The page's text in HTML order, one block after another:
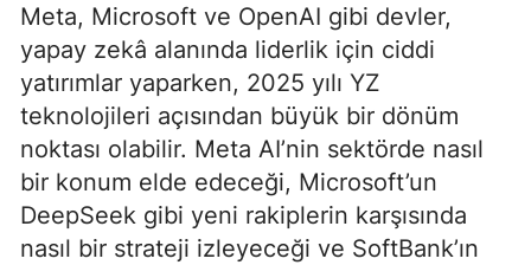
Meta, Microsoft ve OpenAI gibi devler,
yapay zekâ alanında liderlik için ciddi
yatırımlar yaparken, 2025 yılı YZ
teknolojileri açısından büyük bir dönüm
noktası olabilir. Meta AI’nin sektörde nasıl
bir konum elde edeceği, Microsoft’un
DeepSeek gibi yeni rakiplerin karşısında
nasıl bir strateji izleyeceği ve SoftBank’ın